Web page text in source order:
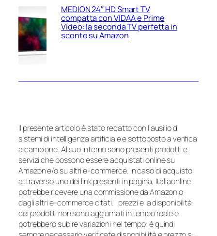
MEDION 24″ HD Smart TV
compatta con VIDAA e Prime
Video: la seconda TV perfetta in
sconto su Amazon
Il presente articolo è stato redatto con l’ausilio di
sistemi di intelligenza artificiale e sottoposto a verifica
a campione. Al suo interno sono presenti prodotti e
servizi che possono essere acquistati online su
Amazon e/o su altri e-commerce. In caso di acquisto
attraverso uno dei link presenti in pagina, Italiaonline
potrebbe ricevere una commissione da Amazon o
dagli altri e-commerce citati. I prezzi e la disponibilità
dei prodotti non sono aggiornati in tempo reale e
potrebbero subire variazioni nel tempo: è quindi